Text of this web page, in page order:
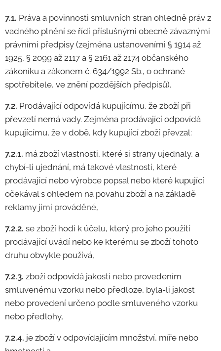
7.1. Práva a povinnosti smluvních stran ohledně práv z
vadného plnění se řídí příslušnými obecně závaznými
právními předpisy (zejména ustanoveními § 1914 až
1925, § 2099 až 2117 a § 2161 až 2174 občanského
zákoníku a zákonem č. 634/1992 Sb., o ochraně
spotřebitele, ve znění pozdějších předpisů).
7.2. Prodávající odpovídá kupujícímu, že zboží při
převzetí nemá vady. Zejména prodávající odpovídá
kupujícímu, že v době, kdy kupující zboží převzal:
7.2.1. má zboží vlastnosti, které si strany ujednaly, a
chybí-li ujednání, má takové vlastnosti, které
prodávající nebo výrobce popsal nebo které kupující
očekával s ohledem na povahu zboží a na základě
reklamy jimi prováděné,
7.2.2. se zboží hodí k účelu, který pro jeho použití
prodávající uvádí nebo ke kterému se zboží tohoto
druhu obvykle používá,
7.2.3. zboží odpovídá jakostí nebo provedením
smluvenému vzorku nebo předloze, byla-li jakost
nebo provedení určeno podle smluveného vzorku
nebo předlohy,
7.2.4. je zboží v odpovídajícím množství, míře nebo